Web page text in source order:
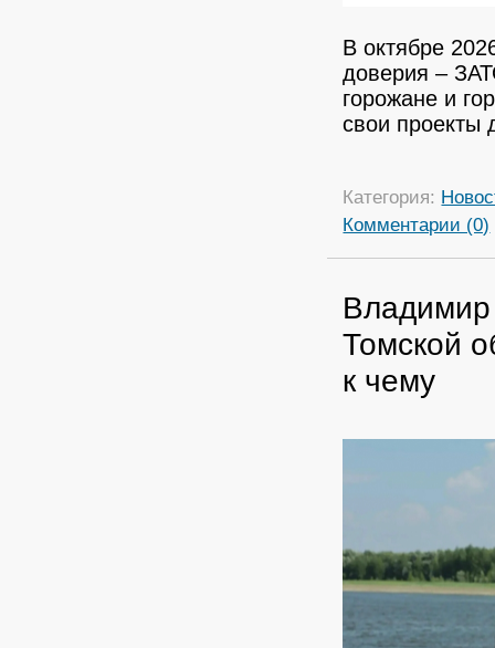
В октябре
доверия –
горожане и
свои проекты
Категория:
Комментарии (0)
Владимир
Томской
к чему